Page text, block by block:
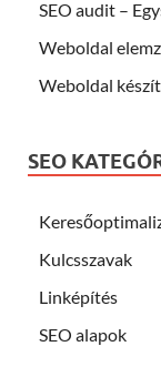
SEO audit –
Weboldal
Weboldal
SEO
Kulcsszavak
Linképítés
SEO alapok